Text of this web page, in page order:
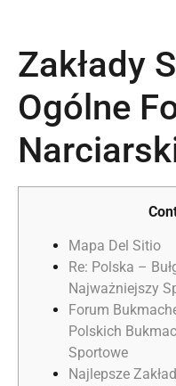
Zakłady
Ogólne
Mapa Del Sitio
Re: Polska –
Najważniejszy
Forum
Polskich
Sportowe
Najlepsze